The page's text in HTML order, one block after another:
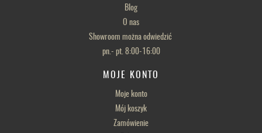
Blog
O nas
Showroom można odwiedzić
pn.- pt. 8:00-16:00
MOJE KONTO
Moje konto
Mój koszyk
Zamówienie